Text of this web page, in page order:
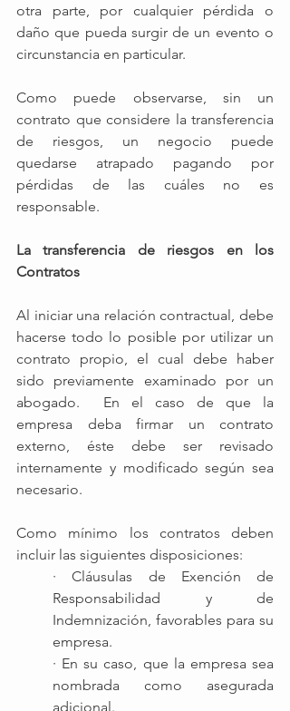
otra parte, por cualquier pérdida o
daño que pueda surgir de un evento o
circunstancia en particular.
Como puede observarse, sin un
contrato que considere la transferencia
de riesgos, un negocio puede
quedarse atrapado pagando por
pérdidas de las cuáles no es
responsable.
La transferencia de riesgos en los
Contratos
Al iniciar una relación contractual, debe
hacerse todo lo posible por utilizar un
contrato propio, el cual debe haber
sido previamente examinado por un
abogado.  En el caso de que la
empresa deba firmar un contrato
externo, éste debe ser revisado
internamente y modificado según sea
necesario.
Como mínimo los contratos deben
incluir las siguientes disposiciones:
· Cláusulas de Exención de
Responsabilidad y de
Indemnización, favorables para su
empresa.
· En su caso, que la empresa sea
nombrada como asegurada
adicional.